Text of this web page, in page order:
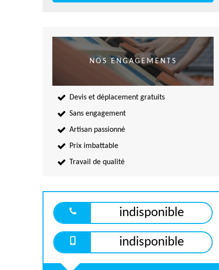
NOS ENGAGEMENTS
Devis et déplacement gratuits
Sans engagement
Artisan passionné
Prix imbattable
Travail de qualité
indisponible
indisponible